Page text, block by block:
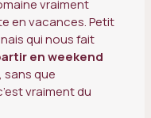
vraiment
en vacances. Petit
qui nous fait
en weekend
sans que
vraiment du